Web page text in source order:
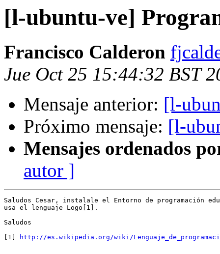
[l-ubuntu-ve]
Francisco Calderon
Jue Oct 25 15:44:32 BST
Mensaje anterior: [l-
Próximo mensaje: [l-
Mensajes ordenados
autor ]
Saludos Cesar, instalale el Entorno de programación
usa el lenguaje Logo[1].
Saludos
[1]
http://es.wikipedia.org/wiki/